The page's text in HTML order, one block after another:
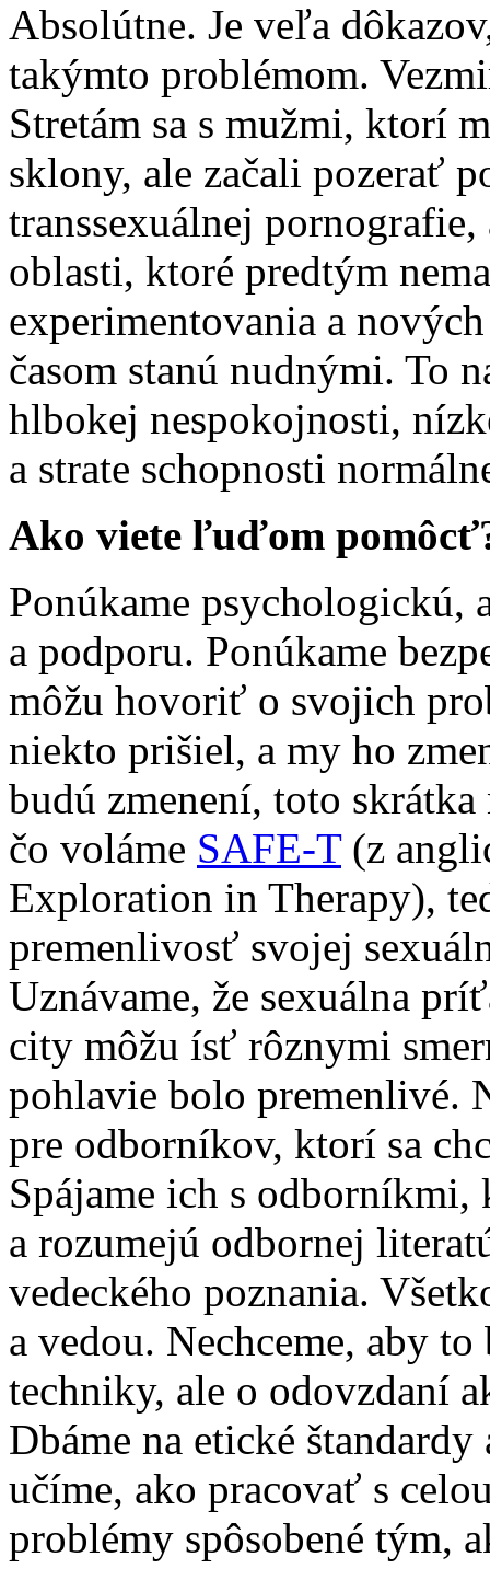
Absolútne. Je veľa
takýmto problémom.
Stretám sa s mužmi, ktorí
sklony, ale začali pozerať
transsexuálnej
oblasti, ktoré predtým
experimentovania a
časom stanú nudnými. To
hlbokej nespokojnosti,
a strate schopnosti
Ako viete ľuďom
Ponúkame psychologickú,
a podporu. Ponúkame
môžu hovoriť o svojich
niekto prišiel, a my ho
budú zmenení, toto
čo voláme SAFE-T(z
Exploration in Therapy),
premenlivosť svojej
Uznávame, že sexuálna
city môžu ísť rôznymi
pohlavie bolo premenlivé.
pre odborníkov, ktorí sa
Spájame ich s
a rozumejú odbornej
vedeckého poznania.
a vedou. Nechceme, aby
techniky, ale o odovzdaní
Dbáme na etické
učíme, ako pracovať s
problémy spôsobené tým,